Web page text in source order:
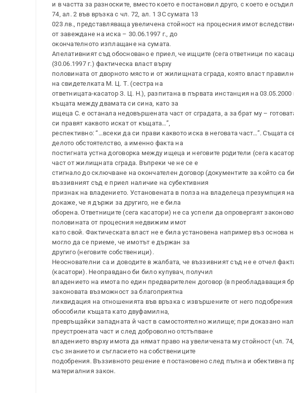
и в частта за разноските, вместо което е постановил друго, с което е
74, ал. 2 във връзка с чл. 72, ал. 1 ЗС сумата 13
023 лв., представляваща увеличена стойност на процесния имот
от завеждане на иска – 30.06.1997 г., до
окончателното изплащане на сумата.
Апелативният съд обосновано е приел, че ищците (сега ответници по
(30.06.1997 г.) фактическа власт върху
половината от дворното място и от жилищната сграда, която власт
на свидетелката М. Ц. Т. (сестра на
ответницата-касатор З. Ц. Н.), разпитана в първата инстанция на
къщата между двамата си сина, като за
ищеца С. е останала недовършената част от сградата, а за брат му –
си правят каквото искат от къщата…”,
респективно: “…всеки да си прави каквото иска в неговата част…”.
делото обстоятелство, а именно факта на
постигната устна договорка между ищеца и неговите родители (сега
част от жилищната сграда. Въпреки че не се е
стигнало до сключване на окончателен договор (документите за който са
въззивният съд е приел наличие на субективния
признак на владението. Установената в полза на владелеца презумпция
докаже, че я държи за другиго, не е била
оборена. Ответниците (сега касатори) не са успели да опровергаят
половината от процесния недвижим имот
като свой. Фактическата власт не е била установена например въз
могло да се приеме, че имотът е държан за
другиго (неговите собственици).
Неоснователни са и доводите в жалбата, че въззивният съд не е отчел
(касатори). Неоправдано би било купувач, получил
владението на имота по един предварителен договор (в преобладаващия
законовата възможност за благоприятна
ликвидация на отношенията във връзка с извършените от него
обособили къщата като двуфамилна,
превръщайки западната й част в самостоятелно жилище; при доказано
преустроената част и след доброволно отстъпване
владението върху имота да нямат право на увеличената му стойност (чл.
със знанието и съгласието на собствениците
подобрения. Въззивното решение е постановено след пълна и обективна
материалния закон.